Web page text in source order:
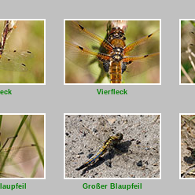
Vierfleck
Großer Blaupfeil